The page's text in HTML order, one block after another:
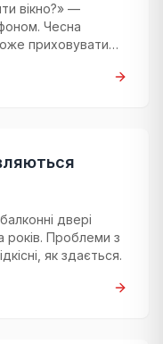
вікно?» —
Чесна
приховувати
двері
років. Проблеми з
як здається.